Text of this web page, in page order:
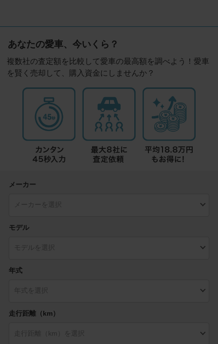
あなたの愛車、今いくら？
複数社の査定額を比較して愛車の最高額を調べよう！愛車
を賢く売却して、購入資金にしませんか？
メーカー
モデル
年式
走行距離（km）